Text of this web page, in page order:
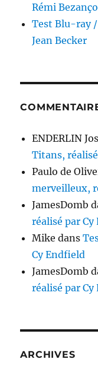
Rémi
Test Blu-ray
Jean Becker
ENDERLIN
Titans,
Paulo de
merveilleux,
JamesDomb
réalisé par
Mike dans
Cy Endfield
JamesDomb
réalisé par
ARCHIVES